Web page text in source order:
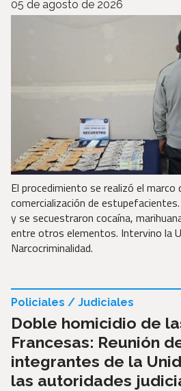
05 de agosto de 2026
El procedimiento se realizó el
comercialización de
y se secuestraron cocaína,
entre otros elementos. Intervino la
Narcocriminalidad.
Doble homicidio de
Francesas: Reunión
integrantes de la
las autoridades
Policiales / Judiciales